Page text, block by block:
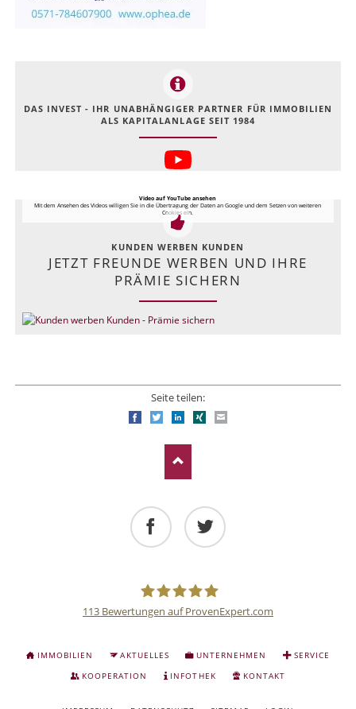
DAS INVEST - IHR UNABHÄNGIGER PARTNER FÜR IMMOBILIEN
ALS KAPITALANLAGE SEIT 1984
Video auf YouTube ansehen
Mit dem Ansehen des Videos willigen Sie in die Übertragung der Daten an Google und dem Setzen von weiteren
Cookies ein.
KUNDEN WERBEN KUNDEN
JETZT FREUNDE WERBEN UND IHRE
PRÄMIE SICHERN
Seite teilen:
FacebookTwitterLinkedIn
Xing
Anlage
113 Bewertungen auf ProvenExpert.com
NAVIGATION
ÜBERSPRINGEN
IMMOBILIEN AKTUELLES UNTERNEHMEN
SERVICE
KOOPERATION
INFOTHEK KONTAKT
NAVIGATION